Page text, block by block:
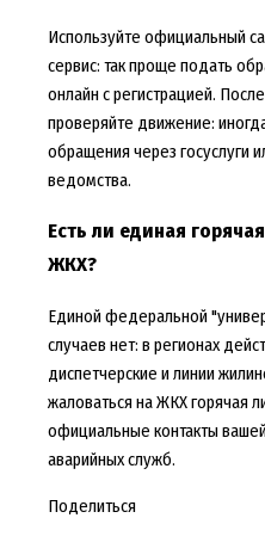
Используйте официальный
сервис: так проще подать
онлайнс регистрацией.
проверяйте движение:
обращения через госуслуги
ведомства.
Есть ли единая
ЖКХ?
Единой федеральной
случаев нет: в регионах
диспетчерские и линии
жаловаться на ЖКХ горячая
официальные контакты
аварийных служб.
Поделиться